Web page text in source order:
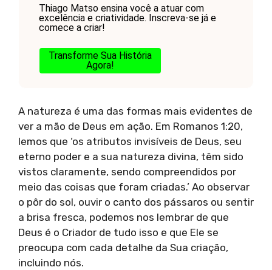
Thiago Matso ensina você a atuar com
excelência e criatividade. Inscreva-se já e
comece a criar!
Transforme Sua História
Agora!
A natureza é uma das formas mais evidentes de
ver a mão de Deus em ação. Em Romanos 1:20,
lemos que ‘os atributos invisíveis de Deus, seu
eterno poder e a sua natureza divina, têm sido
vistos claramente, sendo compreendidos por
meio das coisas que foram criadas.’ Ao observar
o pôr do sol, ouvir o canto dos pássaros ou sentir
a brisa fresca, podemos nos lembrar de que
Deus é o Criador de tudo isso e que Ele se
preocupa com cada detalhe da Sua criação,
incluindo nós.